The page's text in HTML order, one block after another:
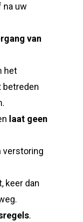
na uw
van
het
betreden
laat geen
verstoring
keer dan
.